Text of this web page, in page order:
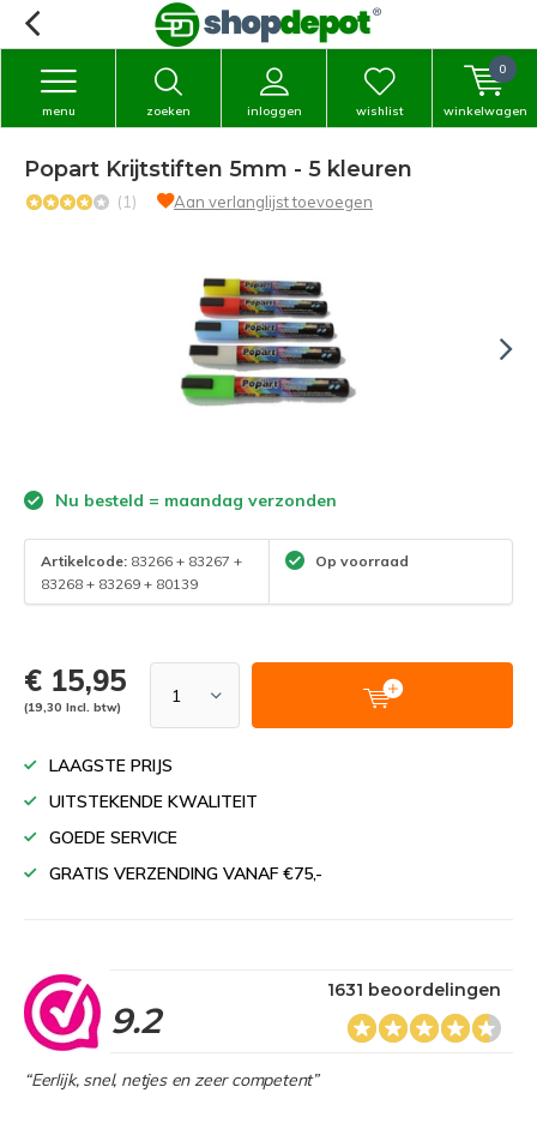
zoeken inloggen
menu wishlist winkelwagen
0
Popart Krijtstiften 5mm - 5 kleuren
(1) Aan verlanglijst toevoegen
Nu besteld = maandag verzonden
Artikelcode: 83266 + 83267 +
83268 + 83269 + 80139
Op voorraad
€ 15,95
(19,30 Incl. btw)
LAAGSTE PRIJS
UITSTEKENDE KWALITEIT
GOEDE SERVICE
GRATIS VERZENDING VANAF €75,-
9.2
1631 beoordelingen
“Eerlijk, snel, netjes en zeer competent”